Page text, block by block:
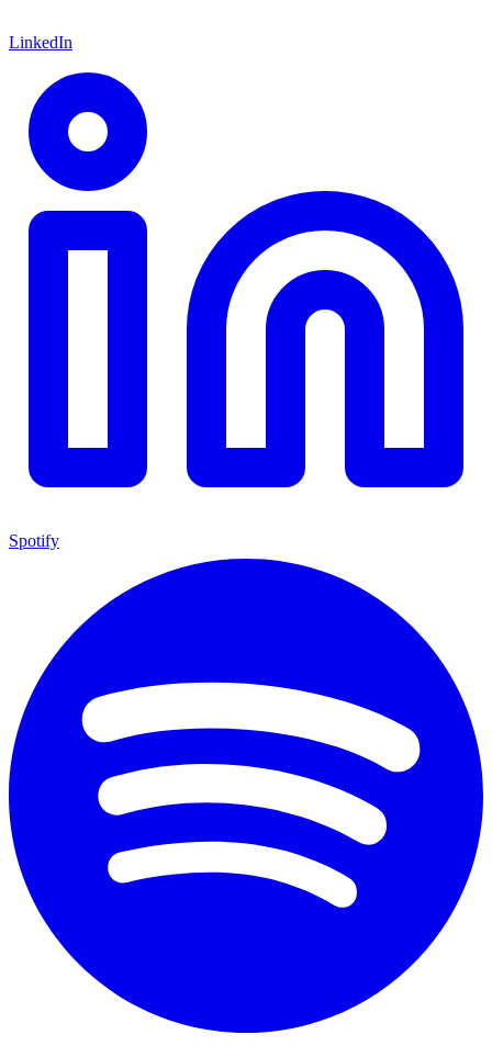
LinkedIn
Spotify